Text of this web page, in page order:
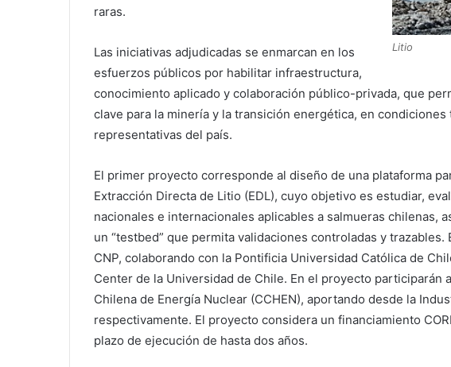
Litio
raras.
Las iniciativas adjudicadas se enmarcan en los
esfuerzos públicos por habilitar infraestructura,
conocimiento aplicado y colaboración público-privada, que
clave para la minería y la transición energética, en
representativas del país.
El primer proyecto corresponde al diseño de una plataforma
Extracción Directa de Litio (EDL), cuyo objetivo es estudiar,
nacionales e internacionales aplicables a salmueras chilenas,
un “testbed” que permita validaciones controladas y
CNP, colaborando con la Pontificia Universidad Católica de
Center de la Universidad de Chile. En el proyecto participarán
Chilena de Energía Nuclear (CCHEN), aportando desde la
respectivamente. El proyecto considera un financiamiento
plazo de ejecución de hasta dos años.